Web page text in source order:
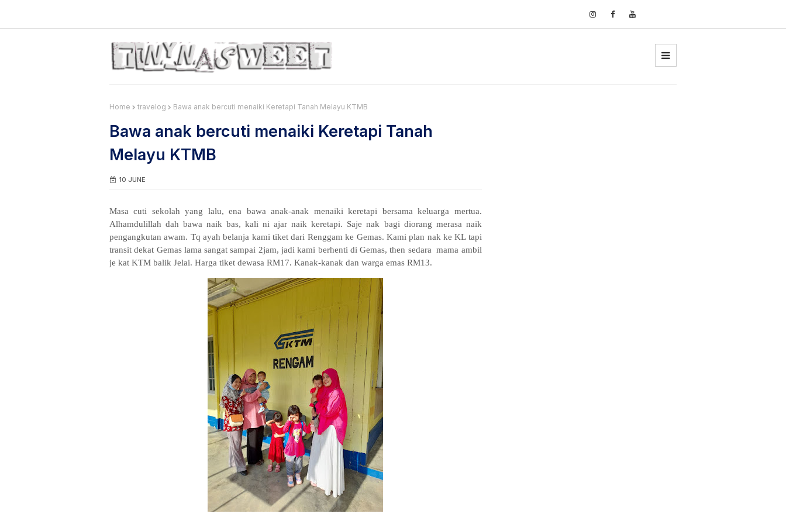
Home travelog Bawa anak bercuti menaiki Keretapi Tanah Melayu KTMB
Bawa anak bercuti menaiki Keretapi Tanah
Melayu KTMB
10 JUNE
Masa cuti sekolah yang lalu, ena bawa anak-anak menaiki keretapi bersama keluarga mertua.
Alhamdulillah dah bawa naik bas, kali ni ajar naik keretapi. Saje nak bagi diorang merasa naik
pengangkutan awam. Tq ayah belanja kami tiket dari Renggam ke Gemas. Kami plan nak ke KL tapi
transit dekat Gemas lama sangat sampai 2jam, jadi kami berhenti di Gemas, then sedara mama ambil
je kat KTM balik Jelai. Harga tiket dewasa RM17. Kanak-kanak dan warga emas RM13.